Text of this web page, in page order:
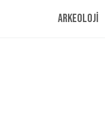
Arkeoloji